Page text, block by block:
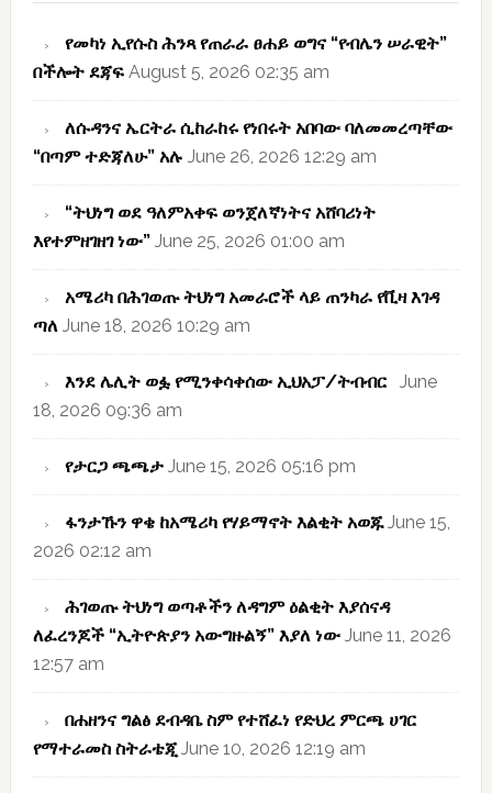
የመካነ ኢየሱስ ሕንጻ የጠራራ ፀሐይ ወግና “የብሌን ሠራዊት”
በችሎት ደጃፍ August 5, 2026 02:35 am
ለሱዳንና ኤርትራ ሲከራከሩ የነበሩት አበባው ባለመመረጣቸው
“በጣም ተድጃለሁ” አሉ June 26, 2026 12:29 am
“ትህነግ ወደ ዓለምአቀፍ ወንጀለኛነትና አሸባሪነት
እየተምዘገዘገ ነው” June 25, 2026 01:00 am
አሜሪካ በሕገወጡ ትህነግ አመራሮች ላይ ጠንካራ የቪዛ እገዳ
ጣለ June 18, 2026 10:29 am
እንደ ሌሊት ወፏ የሚንቀሳቀሰው ኢህአፓ/ትብብር June
18, 2026 09:36 am
የታርጋ ጫጫታ June 15, 2026 05:16 pm
ፋንታኹን ዋቄ ከአሜሪካ የሃይማኖት እልቂት አወጁ June 15,
2026 02:12 am
ሕገወጡ ትህነግ ወጣቶችን ለዳግም ዕልቂት እያሰናዳ
ለፈረንጆች “ኢትዮጵያን አውግዙልኝ” እያለ ነው June 11, 2026
12:57 am
በሐዘንና ግልፅ ደብዳቤ ስም የተሸፈነ የድህረ ምርጫ ሀገር
የማተራመስ ስትራቴጂ June 10, 2026 12:19 am